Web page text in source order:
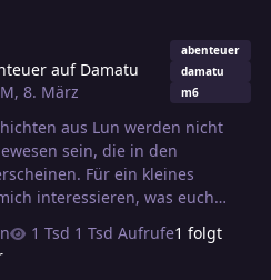
auf Damatu
,8. März
abenteuer
damatu
m6
aus Lun werden nicht
sein, die in den
Für ein kleines
interessieren, was euch
ja, es gibt auch andere
ich wollte es bewusst etwas
fehlt, nennt es gerne.
1 Tsd Aufrufe1 folgt